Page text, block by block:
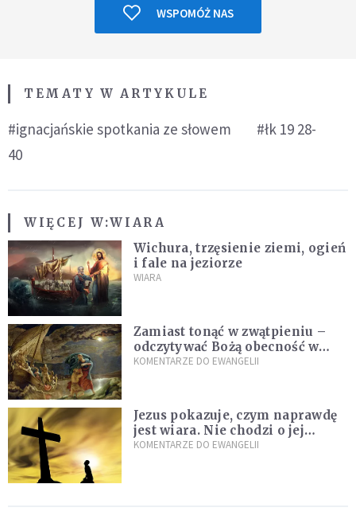
WSPOMÓŻ NAS
TEMATY W ARTYKULE
#ignacjańskie spotkania ze słowem
#łk 19 28-
40
WIĘCEJ W:WIARA
Wichura, trzęsienie ziemi, ogień
i fale na jeziorze
WIARA
Zamiast tonąć w zwątpieniu –
odczytywać Bożą obecność w
burzach codziennego życia
KOMENTARZE DO EWANGELII
Jezus pokazuje, czym naprawdę
jest wiara. Nie chodzi o jej
wielkość
KOMENTARZE DO EWANGELII